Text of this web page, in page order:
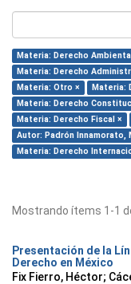
Materia: Derecho
Materia: Derecho
Materia: Otro ×
Materia:
Materia: Derecho
Materia: Derecho Fiscal ×
Autor: Padrón Innamorato,
Materia: Derecho
Mostrando ítems 1-1
Presentación de la
Derecho en México
Fix Fierro, Héctor;